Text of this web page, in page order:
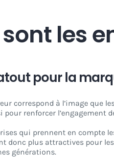
les
atout pour la
correspond à l’image que
renforcer l’engagement
qui prennent en compte
donc plus attractives pour
générations.